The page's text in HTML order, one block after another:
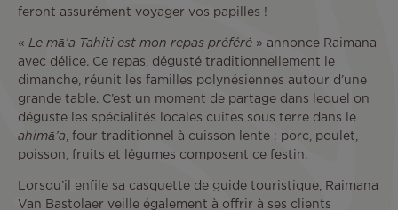
feront assurément voyager vos papilles !
« Le mā’a Tahiti est mon repas préféré » annonce Raimana
avec délice. Ce repas, dégusté traditionnellement le
dimanche, réunit les familles polynésiennes autour d’une
grande table. C’est un moment de partage dans lequel on
déguste les spécialités locales cuites sous terre dans le
ahimā’a , four traditionnel à cuisson lente : porc, poulet,
poisson, fruits et légumes composent ce festin.
Lorsqu’il enfile sa casquette de guide touristique, Raimana
Van Bastolaer veille également à offrir à ses clients